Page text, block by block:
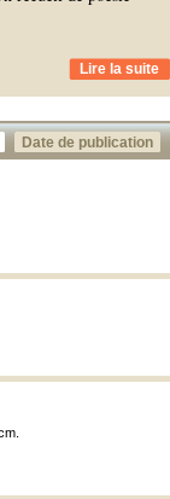
Lire la suite
Date de publication